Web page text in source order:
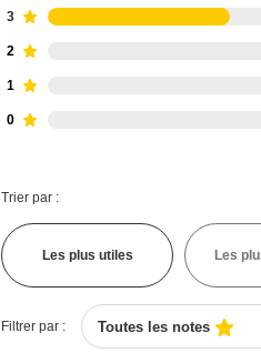
3
2
1
0
Trier par :
Les plus utiles Les
Filtrer par : Toutes les notes